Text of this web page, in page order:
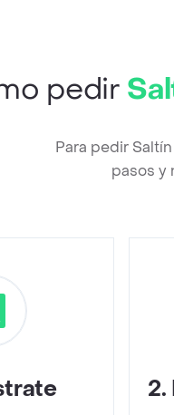
pedir
Para pedir
pasos y
2.